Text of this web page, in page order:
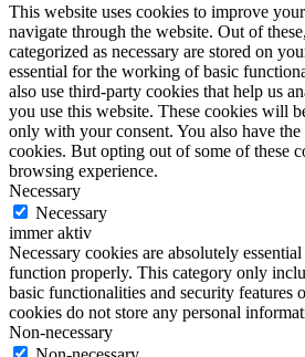
This website uses cookies to improve
navigate through the website. Out of
categorized as necessary are stored on
essential for the working of basic
also use third-party cookies that help us
you use this website. These cookies will
only with your consent. You also have
cookies. But opting out of some of these
browsing experience.
Necessary
Necessary
immer aktiv
Necessary cookies are absolutely
function properly. This category only
basic functionalities and security features
cookies do not store any personal
Non-necessary